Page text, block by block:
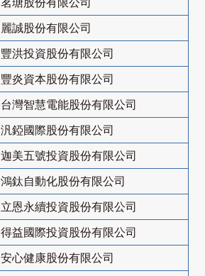
麗誠股份有限公司
豐洪投資股份有限公司
豐炎資本股份有限公司
台灣智慧電能股份有限公司
汎錏國際股份有限公司
迦美五號投資股份有限公司
鴻鈦自動化股份有限公司
立恩永續投資股份有限公司
得益國際投資股份有限公司
安心健康股份有限公司